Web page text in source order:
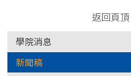
返回頁頂
學院消息
新聞稿